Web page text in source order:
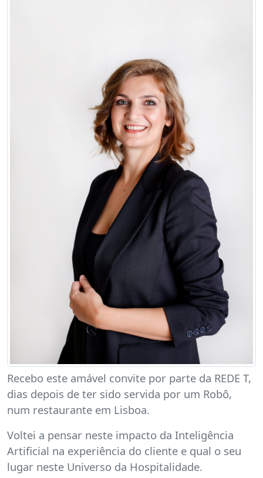
Recebo este amável convite por parte da REDE T,
dias depois de ter sido servida por um Robô,
num restaurante em Lisboa.
Voltei a pensar neste impacto da Inteligência
Artificial na experiência do cliente e qual o seu
lugar neste Universo da Hospitalidade.